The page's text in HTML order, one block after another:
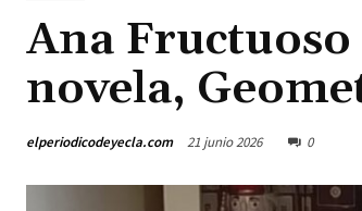
Ana Fructuoso
novela,
elperiodicodeyecla.com 21 junio 2026 0